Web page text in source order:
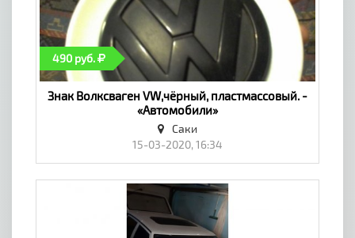
490 руб.
Знак Волксваген VW,чёрный, пластмассовый. -
«Автомобили»
Саки
15-03-2020, 16:34